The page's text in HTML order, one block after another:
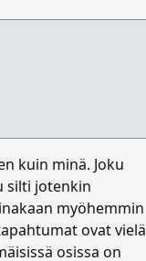
kuin minä. Joku
silti jotenkin
myöhemmin
ovat vielä
osissa on